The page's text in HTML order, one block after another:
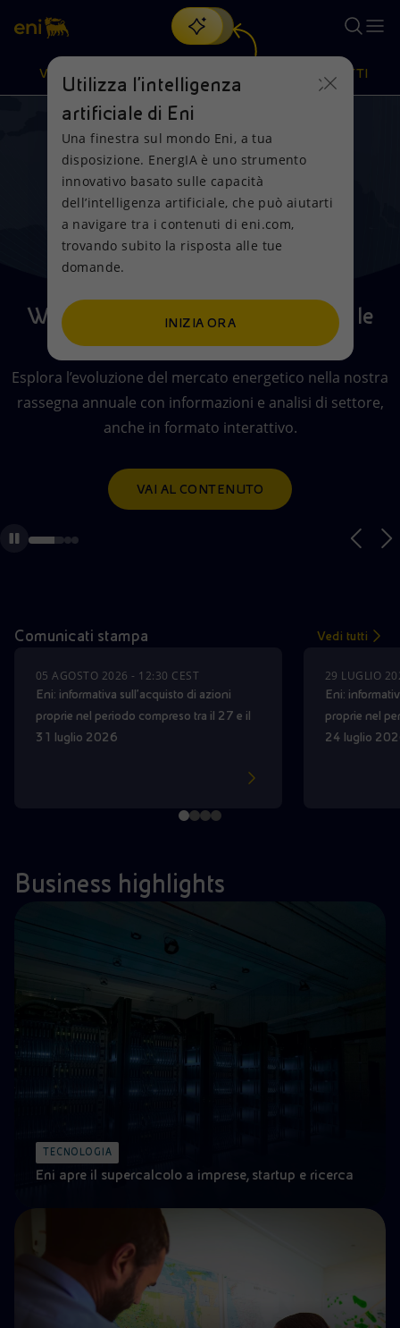
Cerca
scopri EnergIA, la nostra nuova soluzione di intelligenza
artificiale.
VISIONE
Visione
Mission e valori
Persone e Partnership
Net Zero
Modello satellitare
Energia accessibile
Scenari energetici
Azioni
Diversificazione energetica
Tecnologie per la transizione
Collaborazioni per l'innovazione
Attività nel mondo
PRODOTTI
Prodotti
Imprese
Mobilità
World Energy Review 2026, tutte le
tendenze dell’energia
Esplora l’evoluzione del mercato energetico nella nostra
rassegna annuale con informazioni e analisi di settore,
anche in formato interattivo.
VAI AL CONTENUTO
Risultati del secondo trimestre 2026
Presentati i risultati di Eni del secondo trimestre 2026.
AUDIO WEBCAST ON DEMAND
Prova a vincere con BWT Alpine Formula
One™ Team
Con Più Insieme, la famiglia Eni ti offre tanti vantaggi.
Partecipa al concorso*, per te premi e accessori firmati
BWT Alpine Formula One™ Team.
SCOPRI IL CONCORSO
Comunicati stampa Vedi tutti
05 AGOSTO 2026 - 12:30 CEST
Eni: informativa sull’acquisto di azioni
proprie nel periodo compreso tra il 27 e il
31 luglio 2026
29 LUGLIO
Eni:
proprie nel
24 luglio
Business highlights
TECNOLOGIA
Eni apre il supercalcolo a imprese, startup e ricerca
Utilizza l'intelligenza
artificiale di Eni
Una finestra sul mondo Eni, a tua
disposizione. EnergIA è uno strumento
innovativo basato sulle capacità
dell’intelligenza artificiale, che può aiutarti
a navigare tra i contenuti di eni.com,
trovando subito la risposta alle tue
domande.
INIZIA ORA